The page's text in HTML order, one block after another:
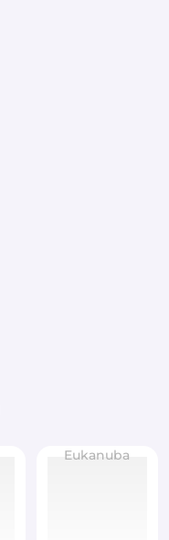
Eukanuba